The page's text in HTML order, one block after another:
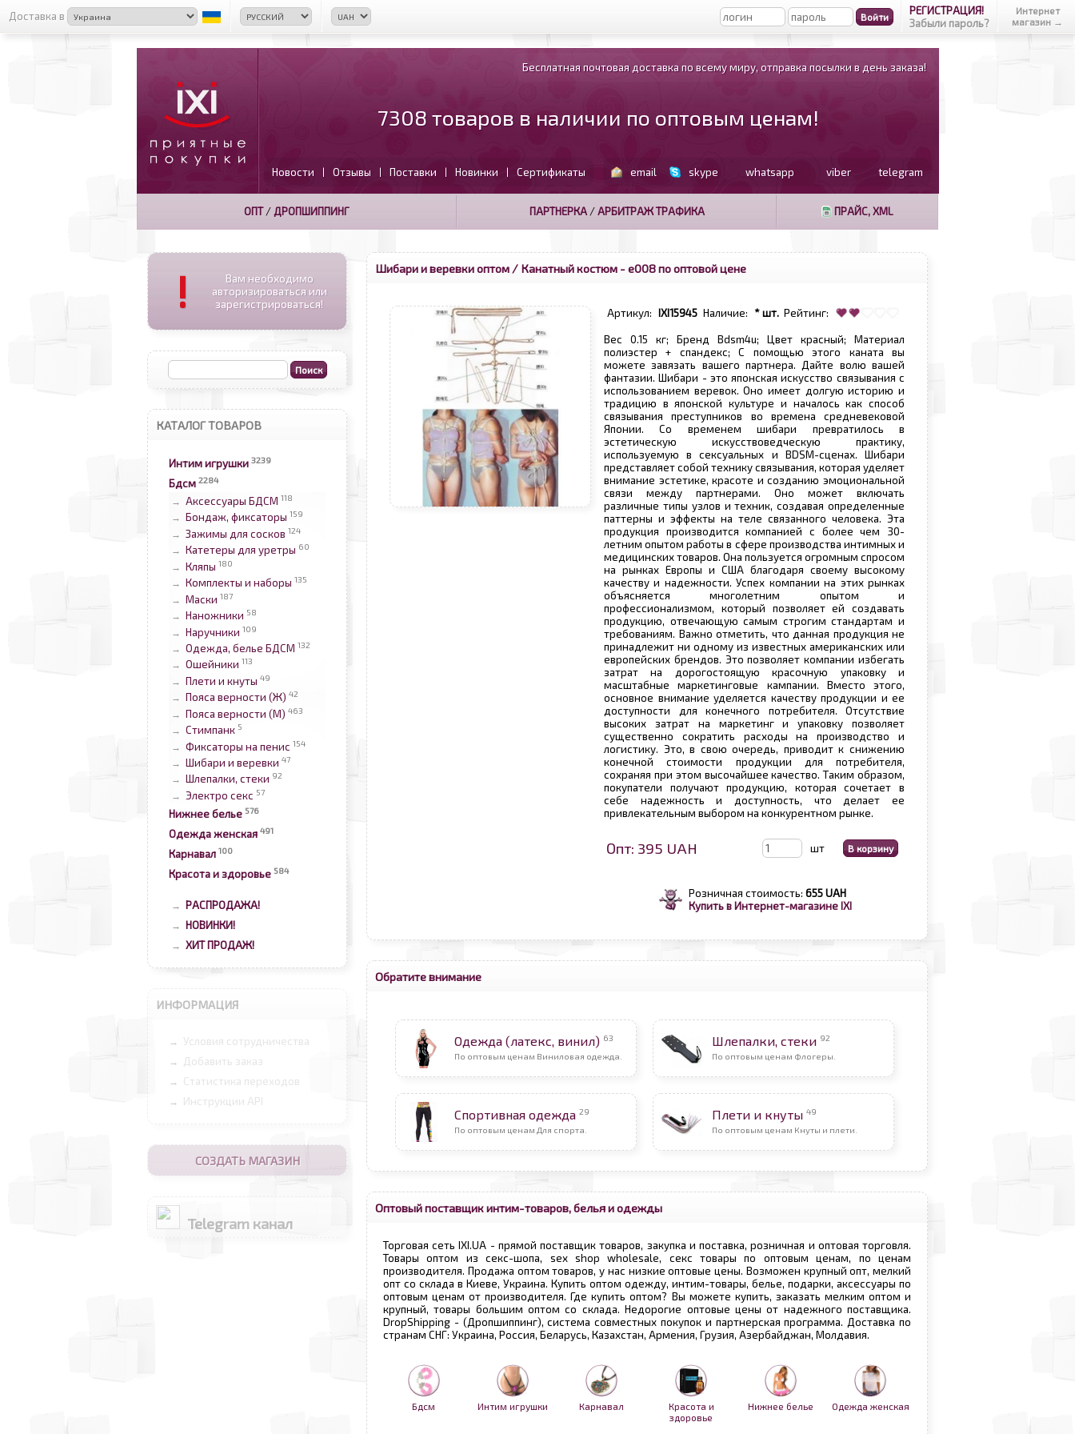
Доставка в
РЕГИСТРАЦИЯ!
Забыли пароль?
Интернет
магазин →
Бесплатная почтовая доставка по всему миру, отправка посылки в день заказа!
7308 товаров в наличии по оптовым ценам!
Новости | Отзывы | Поставки | Новинки | Сертификаты email skype whatsapp viber telegram
ОПТ/ ДРОПШИППИНГ ПАРТНЕРКА/АРБИТРАЖ ТРАФИКА ПРАЙС, XML
!
Вам необходимо
авторизироваться или
зарегистрироваться!
КАТАЛОГ ТОВАРОВ
Интим игрушки 3239
Бдсм 2284
→ Аксессуары БДСМ 118
→ Бондаж, фиксаторы 159
→ Зажимы для сосков 124
→ Катетеры для уретры 60
→ Кляпы 180
→ Комплекты и наборы 135
→ Маски 187
→ Наножники 58
→ Наручники 109
→ Одежда, белье БДСМ 132
→ Ошейники 113
→ Плети и кнуты 49
→ Пояса верности (Ж) 42
→ Пояса верности (М) 463
→ Стимпанк 5
→ Фиксаторы на пенис 154
→ Шибари и веревки 47
→ Шлепалки, стеки 92
→ Электро секс 57
Нижнее белье 576
Одежда женская 491
Карнавал 100
Красота и здоровье 584
→ РАСПРОДАЖА!
→ НОВИНКИ!
→ ХИТ ПРОДАЖ!
ИНФОРМАЦИЯ
→ Условия сотрудничества
→ Добавить заказ
→ Статистика переходов
→ Инструкции API
СОЗДАТЬ МАГАЗИН
Telegram канал
Шибари и веревки оптом / Канатный костюм - е008 по оптовой цене
Артикул: IXI15945 Наличие: * шт. Рейтинг:
Вес 0.15 кг; Бренд Bdsm4u; Цвет красный; Материал
полиэстер + спандекс; С помощью этого каната вы
можете завязать вашего партнера. Дайте волю вашей
фантазии. Шибари - это японская искусство связывания с
использованием веревок. Оно имеет долгую историю и
традицию в японской культуре и началось как способ
связывания преступников во времена средневековой
Японии. Со временем шибари превратилось в
эстетическую искусствоведческую практику,
используемую в сексуальных и BDSM-сценах. Шибари
представляет собой технику связывания, которая уделяет
внимание эстетике, красоте и созданию эмоциональной
связи между партнерами. Оно может включать
различные типы узлов и техник, создавая определенные
паттерны и эффекты на теле связанного человека. Эта
продукция производится компанией с более чем 30-
летним опытом работы в сфере производства интимных и
медицинских товаров. Она пользуется огромным спросом
на рынках Европы и США благодаря своему высокому
качеству и надежности. Успех компании на этих рынках
объясняется многолетним опытом и
профессионализмом, который позволяет ей создавать
продукцию, отвечающую самым строгим стандартам и
требованиям. Важно отметить, что данная продукция не
принадлежит ни одному из известных американских или
европейских брендов. Это позволяет компании избегать
затрат на дорогостоящую красочную упаковку и
масштабные маркетинговые кампании. Вместо этого,
основное внимание уделяется качеству продукции и ее
доступности для конечного потребителя. Отсутствие
высоких затрат на маркетинг и упаковку позволяет
существенно сократить расходы на производство и
логистику. Это, в свою очередь, приводит к снижению
конечной стоимости продукции для потребителя,
сохраняя при этом высочайшее качество. Таким образом,
покупатели получают продукцию, которая сочетает в
себе надежность и доступность, что делает ее
привлекательным выбором на конкурентном рынке.
Опт: 395 UAH шт
Розничная стоимость: 655 UAH
Купить в Интернет-магазине IXI
Обратите внимание
Одежда (латекс, винил) 63
По оптовым ценам Виниловая одежда.
Шлепалки, стеки 92
По оптовым ценам Флогеры.
Спортивная одежда 29
По оптовым ценам Для спорта.
Плети и кнуты 49
По оптовым ценам Кнуты и плети.
Оптовый поставщик интим-товаров, белья и одежды
Торговая сеть IXI.UA - прямой поставщик товаров, закупка и поставка, розничная и оптовая торговля.
Товары оптом из секс-шопа, sex shop wholesale, секс товары по оптовым ценам, по ценам
производителя. Продажа оптом товаров, у нас низкие оптовые цены. Возможен крупный опт, мелкий
опт со склада в Киеве, Украина. Купить оптом одежду, интим-товары, белье, подарки, аксессуары по
оптовым ценам от производителя. Где купить оптом? Вы можете купить, заказать мелким оптом и
крупный, товары большим оптом со склада. Недорогие оптовые цены от надежного поставщика.
DropShipping - (Дропшиппинг), система совместных покупок и партнерская программа. Доставка по
странам СНГ: Украина, Россия, Беларусь, Казахстан, Армения, Грузия, Азербайджан, Молдавия.
Бдсм Интим игрушки Карнавал
Красота и
здоровье
Нижнее белье Одежда женская